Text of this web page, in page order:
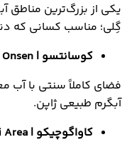
یکی از بزرگ‌ترین مناطق
گِلی؛ مناسب کسانی که
کوسانتسو |
فضای کاملاً سنتی با آب
آبگرم طبیعی ژاپن.
کاواگوچیکو | Area